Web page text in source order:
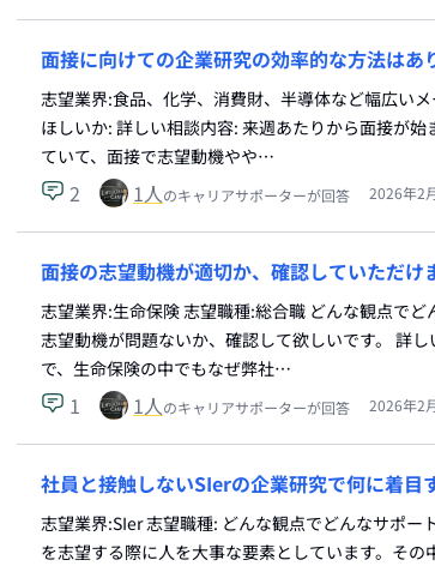
面接に向けての企業研究の効率的な方法はあ
志望業界:食品、化学、消費財、半導体など幅広い
ほしいか: 詳しい相談内容: 来週あたりから面接が
ていて、面接で志望動機やや…
2 1人のキャリアサポーターが回答 2026年2
面接の志望動機が適切か、確認していただけ
志望業界:生命保険 志望職種:総合職 どんな観点で
志望動機が問題ないか、確認して欲しいです。 詳
で、生命保険の中でもなぜ弊社…
1 1人のキャリアサポーターが回答 2026年2
社員と接触しないSIerの企業研究で何に着目
志望業界:SIer 志望職種: どんな観点でどんなサポ
を志望する際に人を大事な要素としています。そ